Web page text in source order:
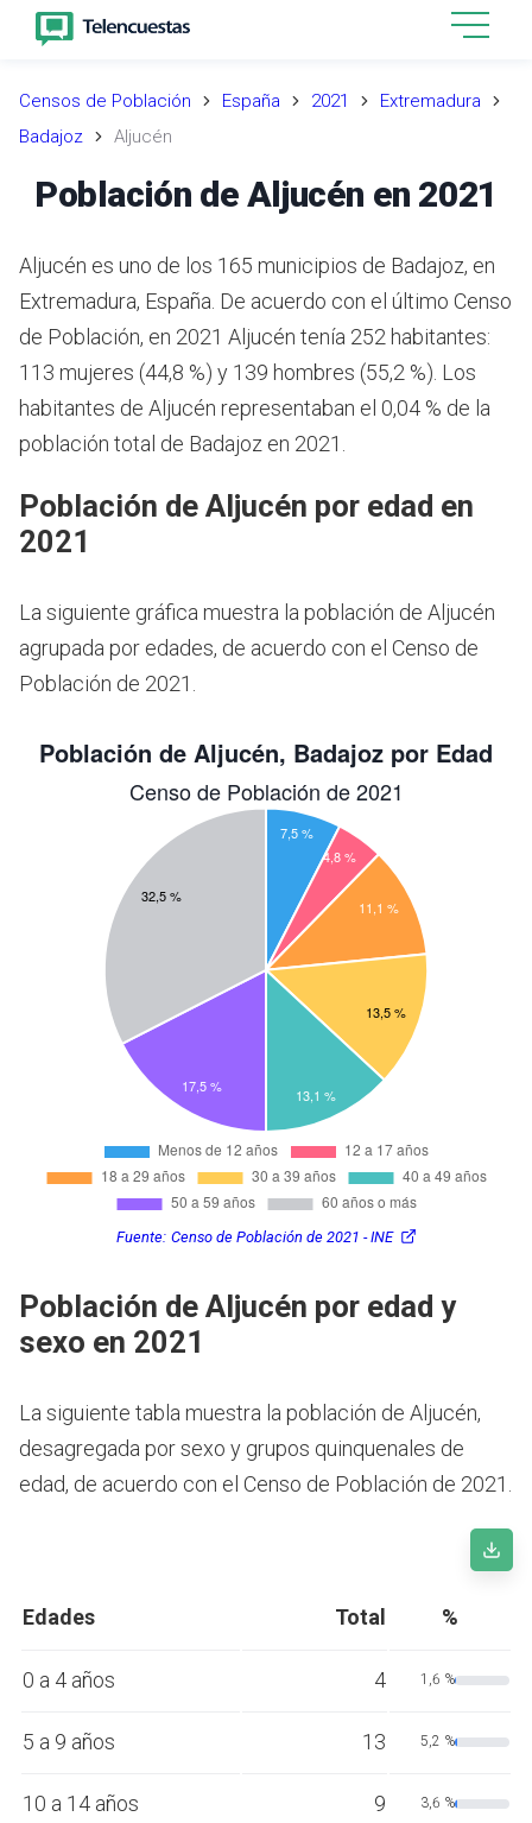
Censos de Población España 2021
Extremadura
Badajoz
Aljucén
Población de Aljucén en 2021
Aljucén es uno de los 165 municipios de Badajoz, en
Extremadura, España. De acuerdo con el último Censo
de Población, en 2021 Aljucén tenía 252 habitantes:
113 mujeres (44,8 %) y 139 hombres (55,2 %). Los
habitantes de Aljucén representaban el 0,04 % de la
población total de Badajoz en 2021.
Población de Aljucén por edad en
2021
La siguiente gráfica muestra la población de Aljucén
agrupada por edades, de acuerdo con el Censo de
Población de 2021.
Fuente: Censo de Población de 2021 - INE
Población de Aljucén por edad y
sexo en 2021
La siguiente tabla muestra la población de Aljucén,
desagregada por sexo y grupos quinquenales de
edad, de acuerdo con el Censo de Población de 2021.
Edades Total %
0 a 4 años 4 1,6 %
5 a 9 años 13 5,2 %
10 a 14 años 9 3,6 %